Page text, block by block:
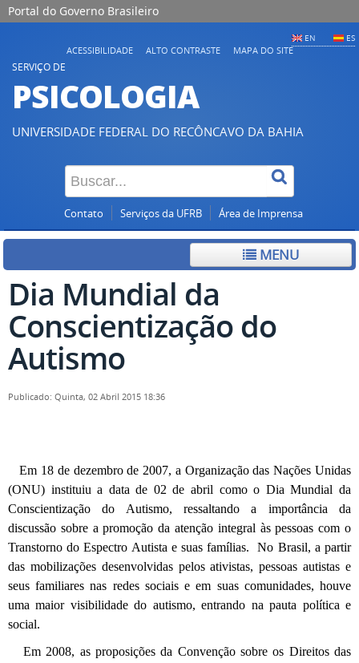
Portal do Governo Brasileiro
EN ES
ACESSIBILIDADE ALTO CONTRASTE
MAPA DO SITE
SERVIÇO DE
PSICOLOGIA
UNIVERSIDADE FEDERAL DO RECÔNCAVO DA BAHIA
Contato Serviços da UFRB Área de Imprensa
MENU
Dia Mundial da
Conscientização do
Autismo
Publicado: Quinta, 02 Abril 2015 18:36
Em 18 de dezembro de 2007, a Organização das Nações Unidas
(ONU) instituiu a data de 02 de abril como o Dia Mundial da
Conscientização do Autismo, ressaltando a importância da
discussão sobre a promoção da atenção integral às pessoas com o
Transtorno do Espectro Autista e suas famílias. No Brasil, a partir
das mobilizações desenvolvidas pelos ativistas, pessoas autistas e
seus familiares nas redes sociais e em suas comunidades, houve
uma maior visibilidade do autismo, entrando na pauta política e
social.
Em 2008, as proposições da Convenção sobre os Direitos das